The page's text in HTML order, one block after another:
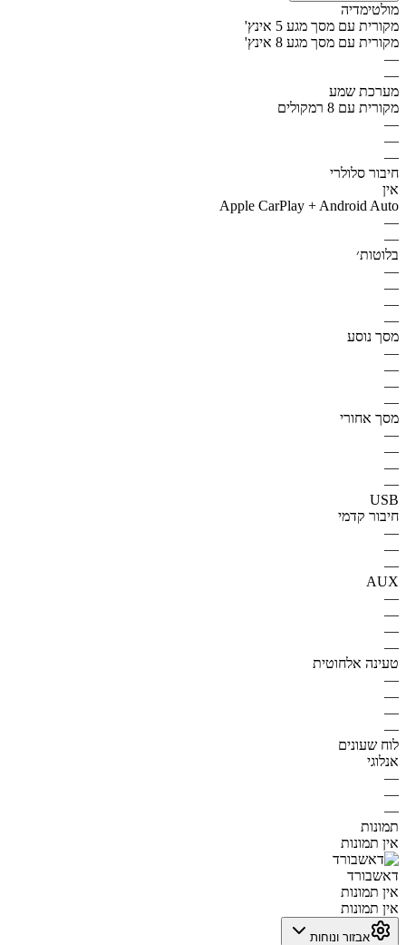
מולטימדיה
מקורית עם מסך מגע 5 אינץ'
מקורית עם מסך מגע 8 אינץ'
—
—
מערכת שמע
מקורית עם 8 רמקולים
—
—
—
חיבור סלולרי
אין
Apple CarPlay + Android Auto
—
—
בלוטות׳
—
—
—
—
מסך נוסע
—
—
—
—
מסך אחורי
—
—
—
—
USB
חיבור קדמי
—
—
—
AUX
—
—
—
—
טעינה אלחוטית
—
—
—
—
לוח שעונים
אנלוגי
—
—
—
תמונות
אין תמונות
דאשבורד
אין תמונות
אין תמונות
אבזור ונוחות